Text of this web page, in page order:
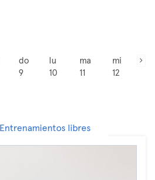
do
9
lu
10
ma
11
mi
12
Entrenamientos libres